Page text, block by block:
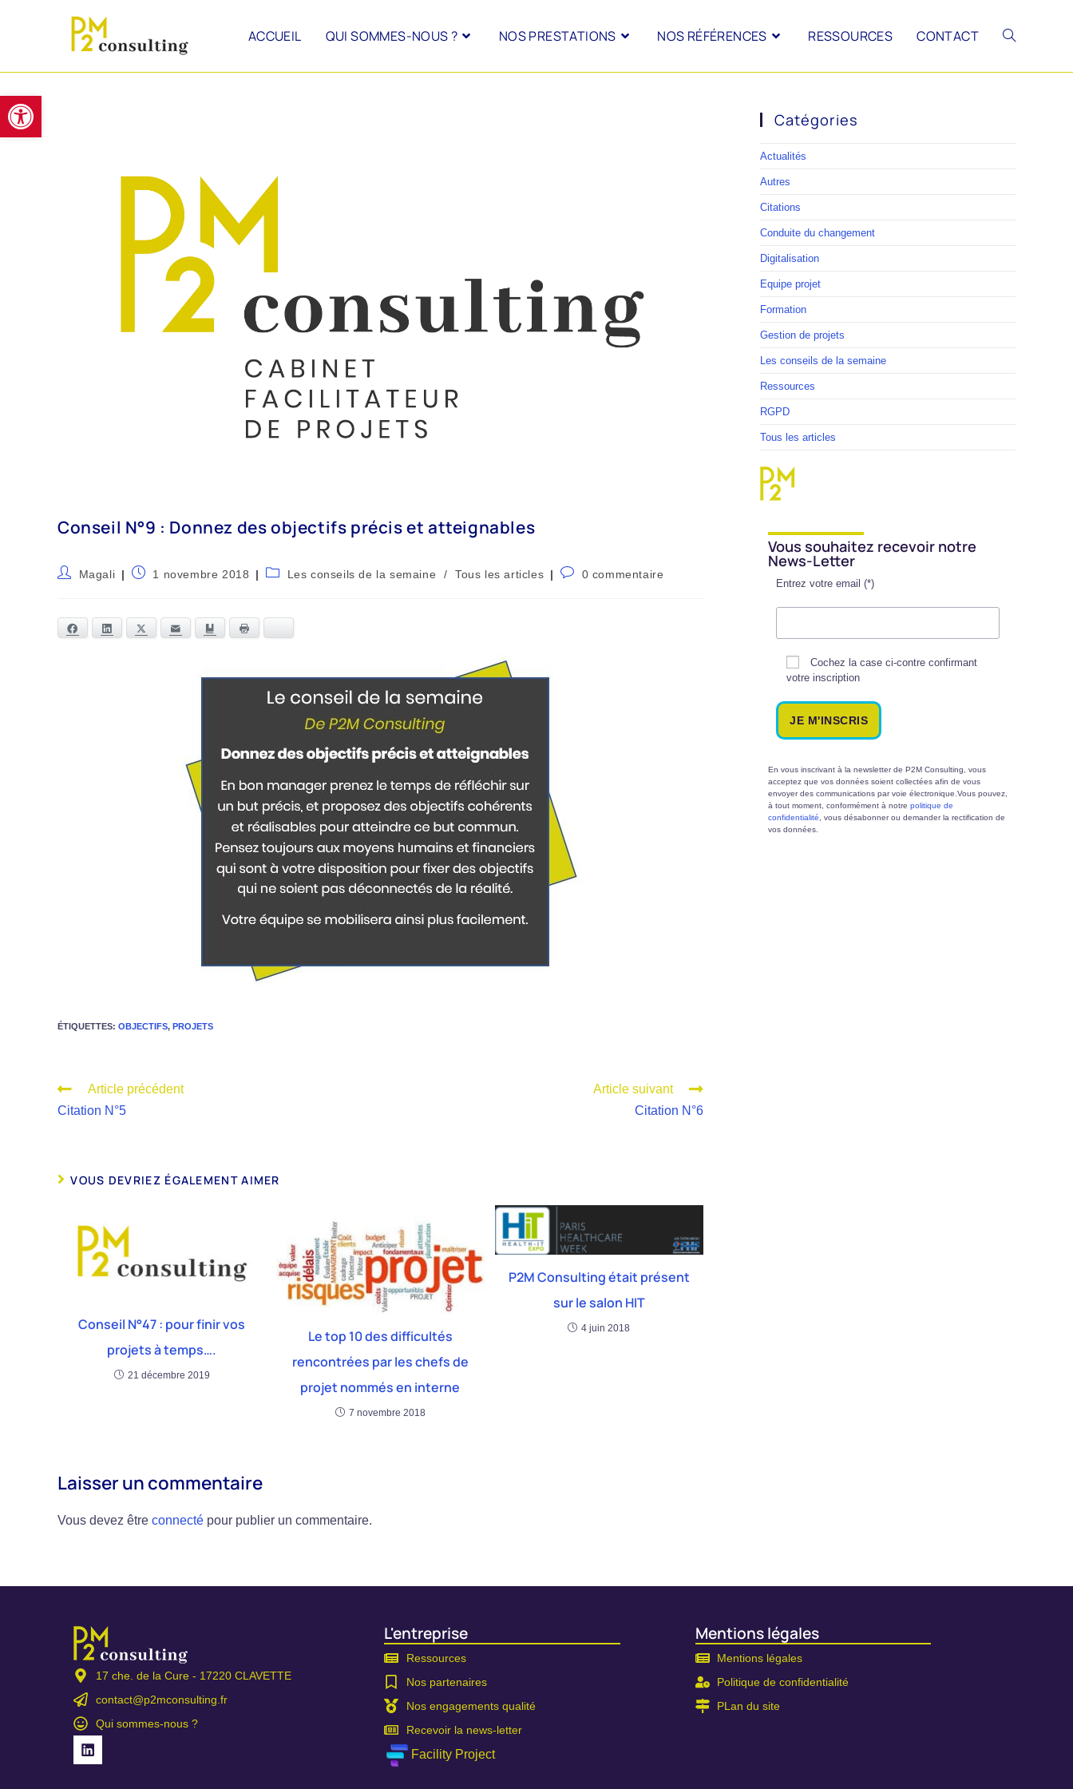
Ouvrir la barre d’outils
ACCUEIL QUI SOMMES-NOUS ? NOS PRESTATIONS NOS RÉFÉRENCES RESSOURCES CONTACT
Conseil N°9 : Donnez des objectifs précis et atteignables
Magali 1 novembre 2018 Les conseils de la semaine / Tous les articles 0 commentaire
Facebook LinkedIn Twitter E-mail Ajouter aux favoris
ÉTIQUETTES: OBJECTIFS, PROJETS
Article précédent
Citation N°5
Article suivant
Citation N°6
VOUS DEVRIEZ ÉGALEMENT AIMER
Conseil N°47 : pour finir vos
projets à temps….
21 décembre 2019
Le top 10 des difficultés
rencontrées par les chefs de
projet nommés en interne
7 novembre 2018
P2M Consulting était présent
sur le salon HIT
4 juin 2018
Laisser un commentaire
Vous devez être connecté pour publier un commentaire.
Catégories
Actualités
Autres
Citations
Conduite du changement
Digitalisation
Equipe projet
Formation
Gestion de projets
Les conseils de la semaine
Ressources
RGPD
Tous les articles
Vous souhaitez recevoir notre
News-Letter
Entrez votre email (*)
Cochez la case ci-contre confirmant
votre inscription
En vous inscrivant à la newsletter de P2M Consulting, vous
acceptez que vos données soient collectées afin de vous
envoyer des communications par voie électronique.Vous pouvez,
à tout moment, conformément à notre politique de
confidentialité , vous désabonner ou demander la rectification de
vos données.
17 che. de la Cure - 17220 CLAVETTE
contact@p2mconsulting.fr
Qui sommes-nous ?
L'entreprise
Ressources
Nos partenaires
Nos engagements qualité
Recevoir la news-letter
Facility Project
Mentions légales
Mentions légales
Politique de confidentialité
PLan du site